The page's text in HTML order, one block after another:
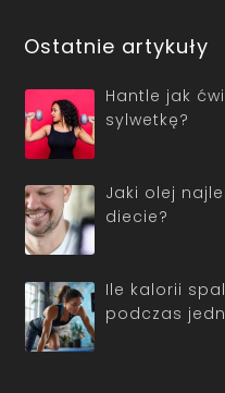
Ostatnie artykuły
Hantle jak
sylwetkę?
Jaki olej
diecie?
Ile kalorii
podczas